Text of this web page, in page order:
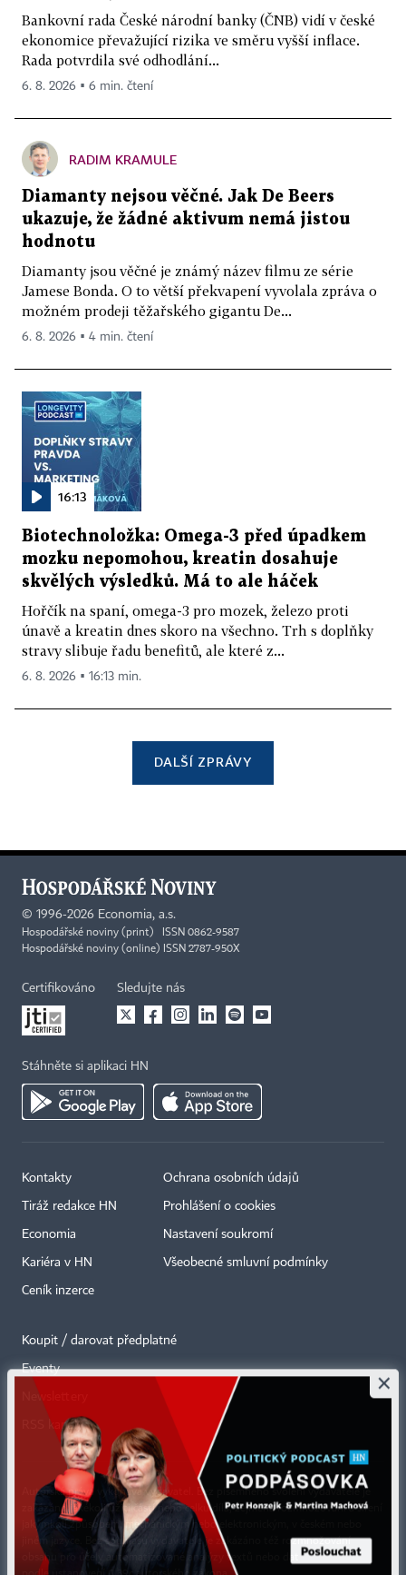
Bankovní rada České národní banky (ČNB) vidí v české
ekonomice převažující rizika ve směru vyšší inflace.
Rada potvrdila své odhodlání...
6. 8. 2026 ▪ 6 min. čtení
RADIM KRAMULE
Diamanty nejsou věčné. Jak De Beers
ukazuje, že žádné aktivum nemá jistou
hodnotu
Diamanty jsou věčné je známý název filmu ze série
Jamese Bonda. O to větší překvapení vyvolala zpráva o
možném prodeji těžařského gigantu De...
6. 8. 2026 ▪ 4 min. čtení
16:13
Biotechnoložka: Omega-3 před úpadkem
mozku nepomohou, kreatin dosahuje
skvělých výsledků. Má to ale háček
Hořčík na spaní, omega-3 pro mozek, železo proti
únavě a kreatin dnes skoro na všechno. Trh s doplňky
stravy slibuje řadu benefitů, ale které z...
6. 8. 2026 ▪ 16:13 min.
DALŠÍ ZPRÁVY
© 1996-2026 Economia, a.s.
Hospodářské noviny (print) ISSN 0862-9587
Hospodářské noviny (online) ISSN 2787-950X
Certifikováno Sledujte nás
Stáhněte si aplikaci HN
Kontakty
Tiráž redakce HN
Economia
Kariéra v HN
Ceník inzerce
Ochrana osobních údajů
Prohlášení o cookies
Nastavení soukromí
Všeobecné smluvní podmínky
Koupit / darovat předplatné
Eventy
Newslettery
RSS kanály
Autorská práva vykonává vydavatel. Bez písemného svolení vydavatele je
zakázáno jakékoli užití částí nebo celku díla, zejména rozmnožování a šíření
jakýmkoli způsobem, mechanickým nebo elektronickým, v českém nebo
jiném jazyce. Bez souhlasu vydavatele je zakázáno též rozmnožování
obsahu pro účely automatizované analýzy textů nebo dat
×